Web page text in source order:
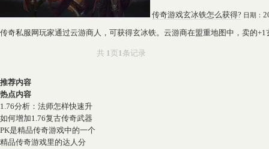
传奇游戏玄冰铁怎么获得? 日期：
传奇私服网玩家通过云游商人，可获得玄冰铁。云游商在盟重地图中，卖的
共 1页1条记录
推荐内容
热点内容
1.76分析：法师怎样快速升
如何增加1.76复古传奇武器
PK是精品传奇游戏中的一个
精品传奇游戏里的达人分